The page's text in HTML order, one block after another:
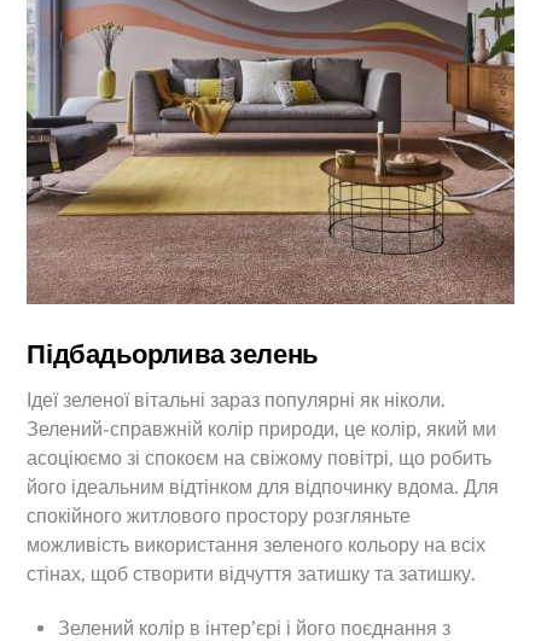
Підбадьорлива зелень
Ідеї зеленої вітальні зараз популярні як ніколи.
Зелений-справжній колір природи, це колір, який ми
асоціюємо зі спокоєм на свіжому повітрі, що робить
його ідеальним відтінком для відпочинку вдома. Для
спокійного житлового простору розгляньте
можливість використання зеленого кольору на всіх
стінах, щоб створити відчуття затишку та затишку.
Зелений колір в інтер’єрі і його поєднання з